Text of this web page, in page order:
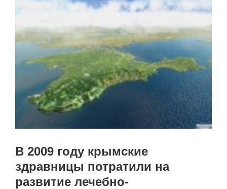
В 2009 году крымские
здравницы потратили на
развитие лечебно-